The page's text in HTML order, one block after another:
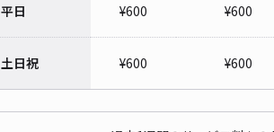
平日 ¥600 ¥600
土日祝 ¥600 ¥600